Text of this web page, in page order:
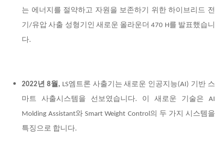
는 에너지를 절약하고 자원을 보존하기 위한 하이브리드 전
기/유압 사출 성형기인 새로운 올라운더 470 H를 발표했습니
다.
2022년 8월, LS엠트론 사출기는 새로운 인공지능(AI) 기반 스
마트 사출시스템을 선보였습니다. 이 새로운 기술은 AI
Molding Assistant와 Smart Weight Control의 두 가지 시스템을
특징으로 합니다.